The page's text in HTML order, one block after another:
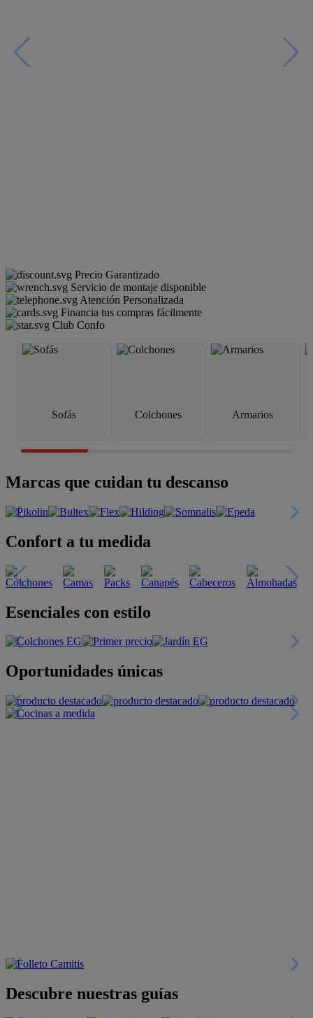
Precio Garantizado
Servicio de montaje disponible
Atención Personalizada
Financia tus compras fácilmente
Club Confo
Sofás Colchones Armarios
Marcas que cuidan tu descanso
Confort a tu medida
Esenciales con estilo
Oportunidades únicas
Descubre nuestras guías